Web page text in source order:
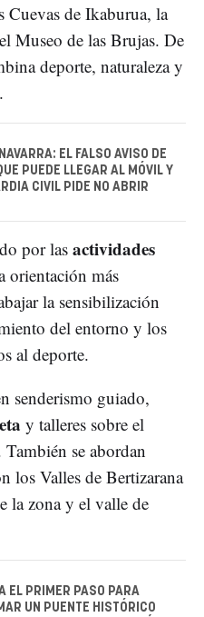
Cuevas de Ikaburua, la
Museo de las Brujas. De
deporte, naturaleza y
EL FALSO AVISO DE
PUEDE LLEGAR AL MÓVIL Y
CIVIL PIDE NO ABRIR
por las actividades
orientación más
la sensibilización
del entorno y los
al deporte.
senderismo guiado,
y talleres sobre el
se abordan
los Valles de Bertizarana
la zona y el valle de
EL PRIMER PASO PARA
UN PUENTE HISTÓRICO